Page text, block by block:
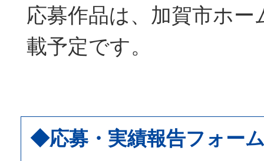
応募作品は、加賀市ホー
載予定です。
◆応募・実績報告フォー